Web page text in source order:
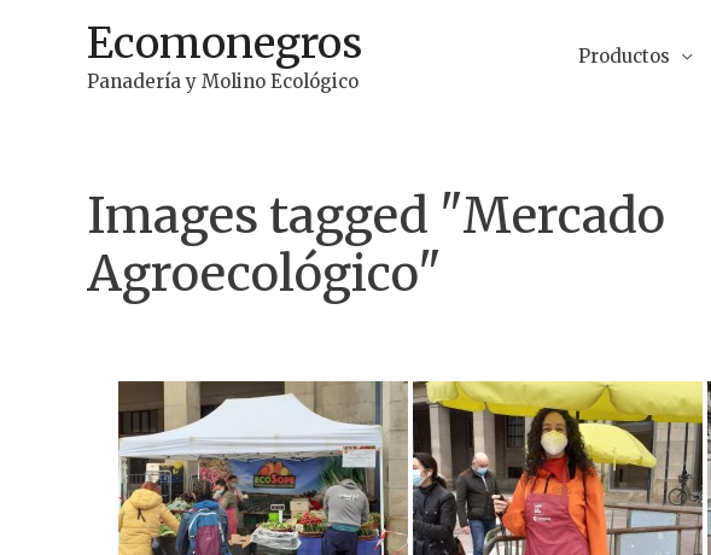
contenido
Ecomonegros
Panadería y Molino Ecológico
Productos
Images tagged "Mercado
Agroecológico"